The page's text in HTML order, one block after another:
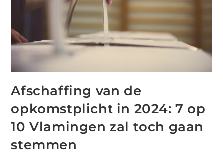
Afschaffing van de
opkomstplicht in 2024: 7 op
10 Vlamingen zal toch gaan
stemmen